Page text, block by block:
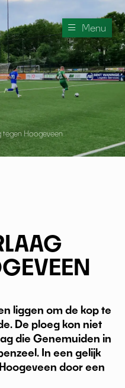
Menu
tegen Hoogeveen
liggen om de kop te
De ploeg kon niet
die Genemuiden in
In een gelijk
door een